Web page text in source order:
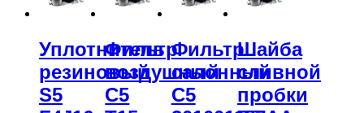
Уплотнитель
резиновый
S5
Фильтр
воздушный
C5
Фильтр
салонный
C5
Шайба
сливной
пробки